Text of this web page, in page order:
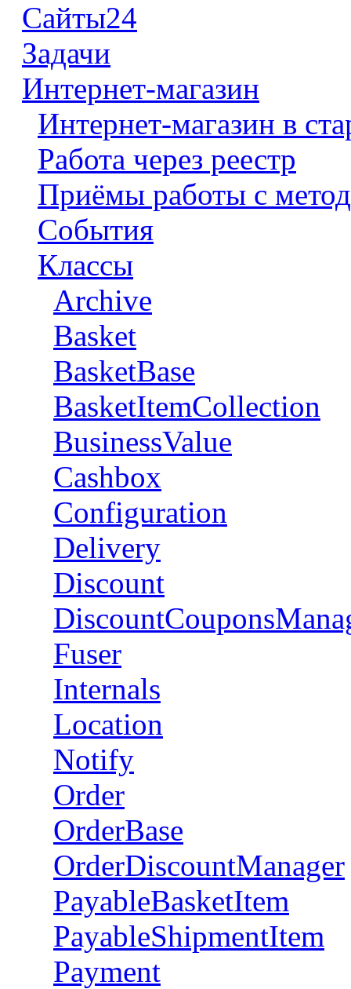
Сайты24
Задачи
Интернет-магазин
Интернет-магазин в
Работа через реестр
Приёмы работы с
События
Классы
Archive
Basket
BasketBase
BasketItemCollection
BusinessValue
Cashbox
Configuration
Delivery
Discount
Fuser
Internals
Location
Notify
Order
OrderBase
OrderDiscountManager
PayableBasketItem
PayableShipmentItem
Payment